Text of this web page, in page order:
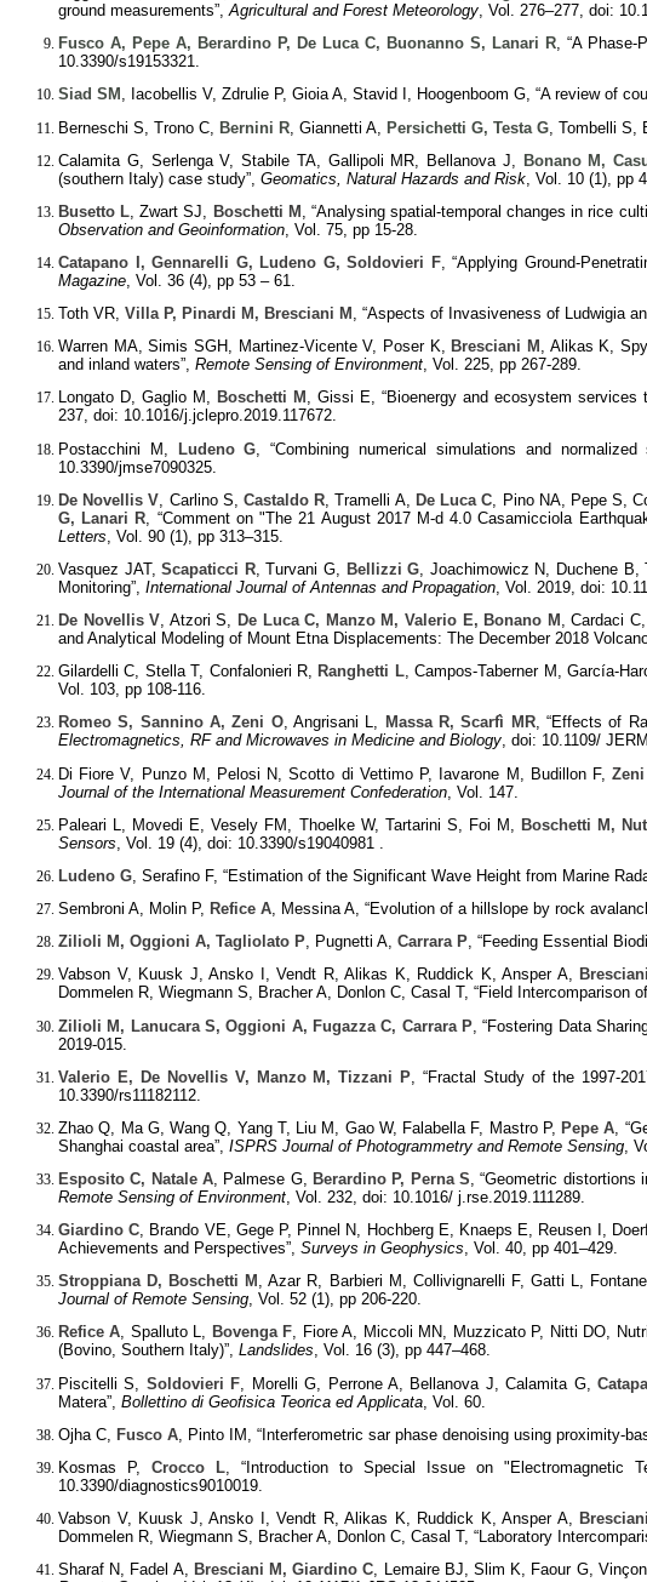
ground measurements”,Agricultural and Forest Meteorology, Vol. 276–277, doi:
Fusco A, Pepe A, Berardino P, De Luca C, Buonanno S, Lanari R, “A Phase-
10.3390/s19153321.
Siad SM , Iacobellis V, Zdrulie P, Gioia A, Stavid I, Hoogenboom G, “A review of
Berneschi S, Trono C, Bernini R , Giannetti A, Persichetti G, Testa G , Tombelli
Calamita G, Serlenga V, Stabile TA, Gallipoli MR, Bellanova J, Bonano M,
(southern Italy) case study”, Geomatics, Natural Hazards and Risk , Vol. 10 (1), pp
Busetto L , Zwart SJ, Boschetti M , “Analysing spatial-temporal changes in rice
Observation and Geoinformation , Vol. 75, pp 15-28
Catapano I, Gennarelli G, Ludeno G, Soldovieri F, “Applying Ground-
Magazine, Vol. 36 (4), pp 53 – 61.
Toth VR, Villa P, Pinardi M, Bresciani M , “Aspects of Invasiveness of Ludwigia
Warren MA, Simis SGH, Martinez-Vicente V, Poser K, Bresciani M , Alikas K,
and inland waters”, Remote Sensing of Environment, Vol. 225, pp 267-289.
Longato D, Gaglio M, Boschetti M , Gissi E, “Bioenergy and ecosystem services
237, doi: 10.1016/j.jclepro.2019.117672.
Postacchini M, Ludeno G , “Combining numerical simulations and
10.3390/jmse7090325.
De Novellis V , Carlino S,Castaldo R , Tramelli A, De Luca C , Pino NA, Pepe S,
G, Lanari R , “Comment on "The 21 August 2017 M-d 4.0 Casamicciola
Letters , Vol. 90 (1), pp 313–315.
Vasquez JAT,Scapaticci R, Turvani G, Bellizzi G , Joachimowicz N, Duchene
Monitoring”, International Journal of Antennas and Propagation , Vol. 2019, doi:
De Novellis V, Atzori S, De Luca C, Manzo M, Valerio E, Bonano M , Cardaci C,
and Analytical Modeling of Mount Etna Displacements: The December 2018
Gilardelli C, Stella T, Confalonieri R, Ranghetti L, Campos-Taberner M, García-
Vol. 103, pp 108-116.
Romeo S, Sannino A, Zeni O, Angrisani L, Massa R, Scarfì MR, “Effects of
Electromagnetics, RF and Microwaves in Medicine and Biology, doi: 10.1109/
Di Fiore V, Punzo M, Pelosi N, Scotto di Vettimo P, Iavarone M, Budillon F,
Journal of the International Measurement Confederation , Vol. 147.
Paleari L, Movedi E, Vesely FM, Thoelke W, Tartarini S, Foi M,Boschetti M,
Sensors , Vol. 19 (4), doi: 10.3390/s19040981 .
Ludeno G , Serafino F, “Estimation of the Significant Wave Height from Marine
Sembroni A, Molin P, Refice A, Messina A, “Evolution of a hillslope by rock
Zilioli M, Oggioni A, Tagliolato P, Pugnetti A, Carrara P, “Feeding Essential
Vabson V, Kuusk J, Ansko I, Vendt R, Alikas K, Ruddick K, Ansper A,
Dommelen R, Wiegmann S, Bracher A, Donlon C, Casal T, “Field Intercomparison
Zilioli M, Lanucara S, Oggioni A, Fugazza C, Carrara P, “Fostering Data
2019-015.
Valerio E, De Novellis V, Manzo M, Tizzani P , “Fractal Study of the 1997-
10.3390/rs11182112.
Zhao Q, Ma G, Wang Q, Yang T, Liu M, Gao W, Falabella F, Mastro P, Pepe A ,
Shanghai coastal area”, ISPRS Journal of Photogrammetry and Remote Sensing ,
Esposito C, Natale A, Palmese G, Berardino P, Perna S , “Geometric
Remote Sensing of Environment , Vol. 232, doi: 10.1016/ j.rse.2019.111289.
Giardino C, Brando VE, Gege P, Pinnel N, Hochberg E, Knaeps E, Reusen I,
Achievements and Perspectives”, Surveys in Geophysics, Vol. 40, pp 401–429.
Stroppiana D, Boschetti M , Azar R, Barbieri M, Collivignarelli F, Gatti L,
Journal of Remote Sensing, Vol. 52 (1), pp 206-220.
Refice A, Spalluto L, Bovenga F, Fiore A, Miccoli MN, Muzzicato P, Nitti DO,
(Bovino, Southern Italy)”, Landslides, Vol. 16 (3), pp 447–468.
Piscitelli S, Soldovieri F , Morelli G, Perrone A, Bellanova J, Calamita G,
Matera”, Bollettino di Geofisica Teorica ed Applicata , Vol. 60.
Ojha C,
Fusco A , Pinto IM, “Interferometric sar phase denoising using proximity-
Kosmas P,Crocco L , “Introduction to Special Issue on "Electromagnetic
10.3390/diagnostics9010019.
Vabson V, Kuusk J, Ansko I, Vendt R, Alikas K, Ruddick K, Ansper A,
Dommelen R, Wiegmann S, Bracher A, Donlon C, Casal T, “Laboratory
Sharaf N, Fadel A, Bresciani M, Giardino C, Lemaire BJ, Slim K, Faour G,